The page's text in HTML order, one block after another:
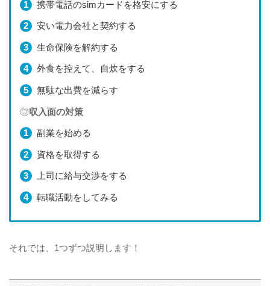
携帯電話のsimカードを格安にする
安い電力会社と契約する
生命保険を解約する
外食を控えて、自炊をする
無駄な出費を減らす
◎収入面の対策
副業を始める
資格を取得する
上司に給与交渉をする
転職活動をしてみる
それでは、1つずつ説明します！